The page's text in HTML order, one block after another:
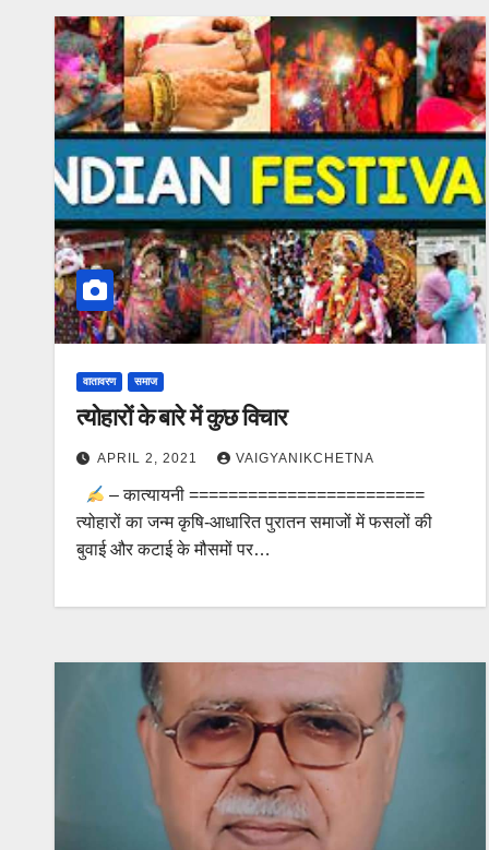
वातावरण समाज
त्‍योहारों के बारे में कुछ विचार
APRIL 2, 2021 VAIGYANIKCHETNA
– कात्‍यायनी ========================
त्‍योहारों का जन्‍म कृषि-आधारित पुरातन समाजों में फसलों की
बुवाई और कटाई के मौसमों पर…